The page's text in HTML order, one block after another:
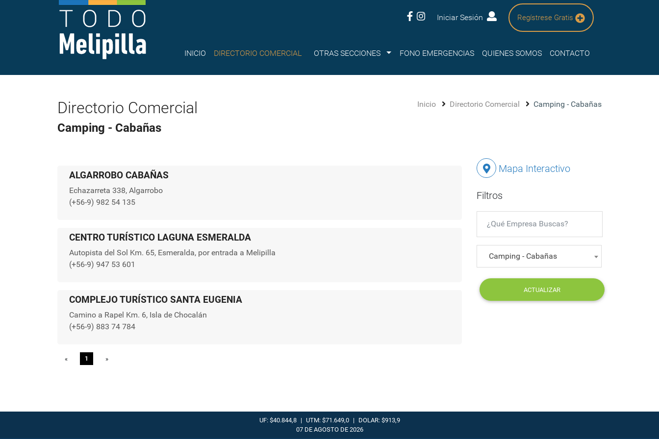
Iniciar Sesión Regístrese Gratis
INICIO DIRECTORIO COMERCIAL OTRAS SECCIONES Submenu
FONO EMERGENCIAS QUIENES SOMOS CONTACTO
Directorio Comercial
Camping - Cabañas
Inicio Directorio Comercial Camping - Cabañas
Mapa Interactivo
Filtros
Camping - Cabañas
ACTUALIZAR
ALGARROBO CABAÑAS
Echazarreta 338, Algarrobo
(+56-9) 982 54 135
CENTRO TURÍSTICO LAGUNA ESMERALDA
Autopista del Sol Km. 65, Esmeralda, por entrada a Melipilla
(+56-9) 947 53 601
COMPLEJO TURÍSTICO SANTA EUGENIA
Camino a Rapel Km. 6, Isla de Chocalán
(+56-9) 883 74 784
« Previous
1 »
UF: $40.844,8 | UTM: $71.649,0 |
DOLAR: $913,9
07 DE AGOSTO DE 2026